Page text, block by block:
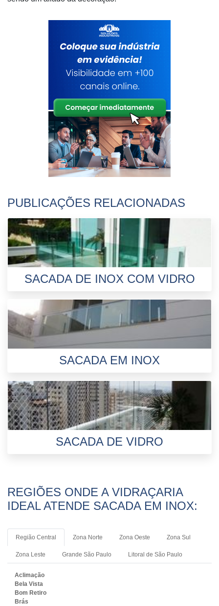
PUBLICAÇÕES RELACIONADAS
SACADA DE INOX COM VIDRO
SACADA EM INOX
SACADA DE VIDRO
REGIÕES ONDE A VIDRAÇARIA
IDEAL ATENDE SACADA EM INOX:
Região Central Zona Norte Zona Oeste Zona Sul
Zona Leste Grande São Paulo Litoral de São Paulo
Aclimação
Bela Vista
Bom Retiro
Brás